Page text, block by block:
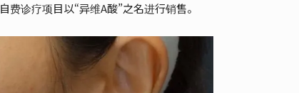
诊疗项目以“异维A酸”之名进行销售。